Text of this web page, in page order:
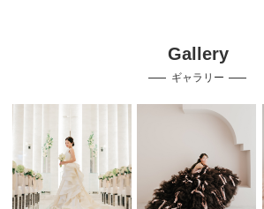
Gallery
ギャラリー